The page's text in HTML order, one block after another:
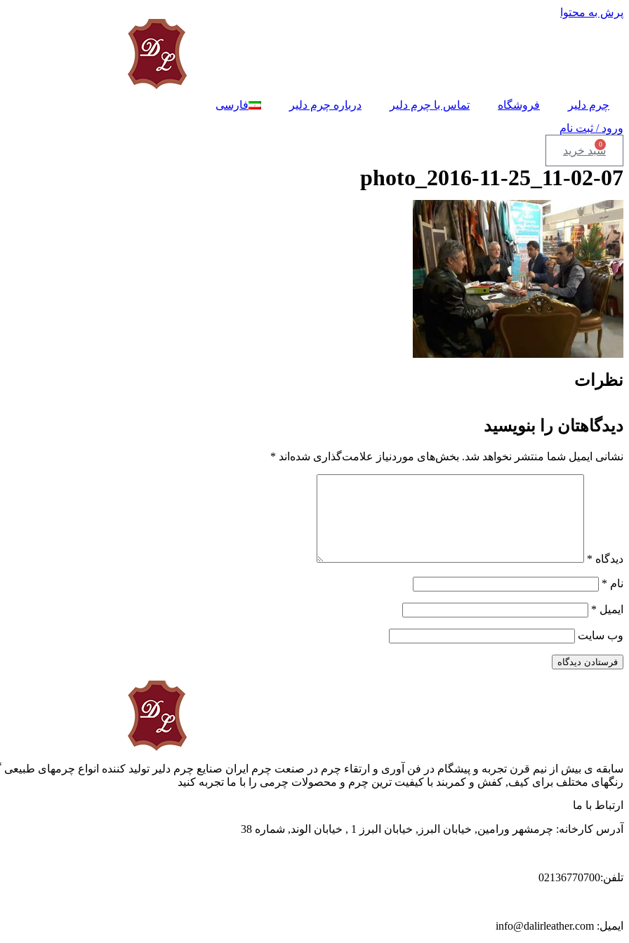
پرش به محتوا
چرم دلیر فروشگاه تماس با چرم دلیر درباره چرم دلیر
فارسی
ورود / ثبت نام
0
سبد خرید
photo_2016-11-25_11-02-07
نظرات
دیدگاهتان را بنویسید
نشانی ایمیل شما منتشر نخواهد شد. بخش‌های موردنیاز علامت‌گذاری شده‌اند *
دیدگاه *
نام *
ایمیل *
وب‌ سایت
سابقه ی بیش از نیم قرن تجربه و پیشگام در فن آوری و ارتقاء چرم در صنعت چرم ایران صنایع چرم دلیر تولید کننده انواع چرمهای
رنگهای مختلف برای کیف, کفش و کمربند با کیفیت ترین چرم و محصولات چرمی را با ما تجربه کنید
ارتباط با ما
آدرس کارخانه: چرمشهر ورامین, خیابان البرز, خیابان البرز 1 , خیابان الوند, شماره 38
تلفن:02136770700
ایمیل: info@dalirleather.com